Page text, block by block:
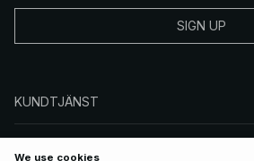
SIGN UP
KUNDTJÄNST